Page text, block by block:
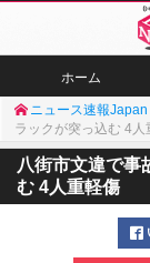
ホーム
ニュース速報Japan
ラックが突っ込む 4人
八街市文違で事
む 4人重軽傷